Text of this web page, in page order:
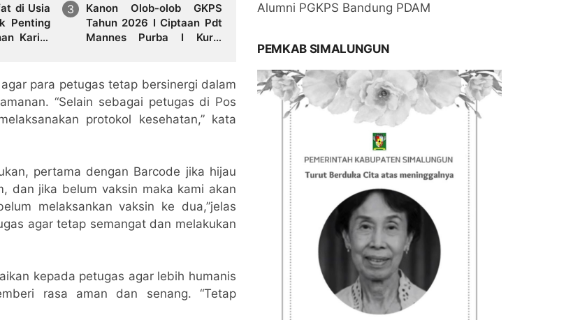
di Usia
Penting
Karier
Kanon Olob-olob GKPS
Tahun 2026 I Ciptaan Pdt
Mannes Purba I Kuria
para petugas tetap bersinergi dalam
“Selain sebagai petugas di Pos
protokol kesehatan,” kata
pertama dengan Barcode jika hijau
dan jika belum vaksin maka kami akan
melaksankan vaksin ke dua,”jelas
agar tetap semangat dan melakukan
kepada petugas agar lebih humanis
rasa aman dan senang. “Tetap
Alumni PGKPS Bandung PDAM
PEMKAB SIMALUNGUN